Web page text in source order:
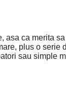
ca merita
plus o serie
sau simple